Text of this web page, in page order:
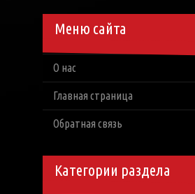
Меню сайта
О нас
Главная страница
Обратная связь
Категории раздела